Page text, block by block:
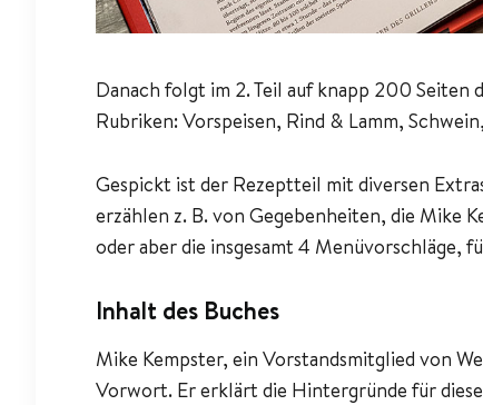
Danach folgt im 2. Teil auf knapp 200
Rubriken: Vorspeisen, Rind & Lamm,
Gespickt ist der Rezeptteil mit diversen
erzählen z. B. von Gegebenheiten, die Mike
oder aber die insgesamt 4 Menüvorschläge,
Inhalt des Buches
Mike Kempster, ein Vorstandsmitglied von
Vorwort. Er erklärt die Hintergründe für